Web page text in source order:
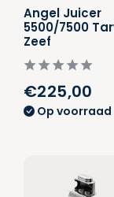
Angel Juicer
5500/7500
Zeef
€225,00
Op voorraad